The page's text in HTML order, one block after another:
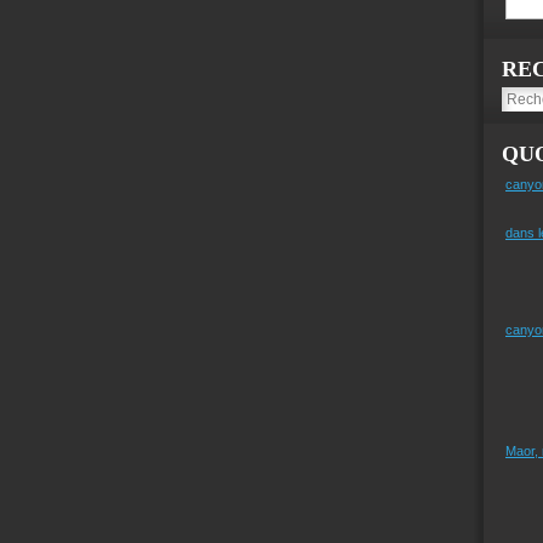
dans
Maor,